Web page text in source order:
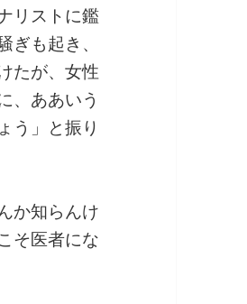
リストに鑑
も起き、
たが、女性
、ああいう
う」と振り
か知らんけ
そ医者にな